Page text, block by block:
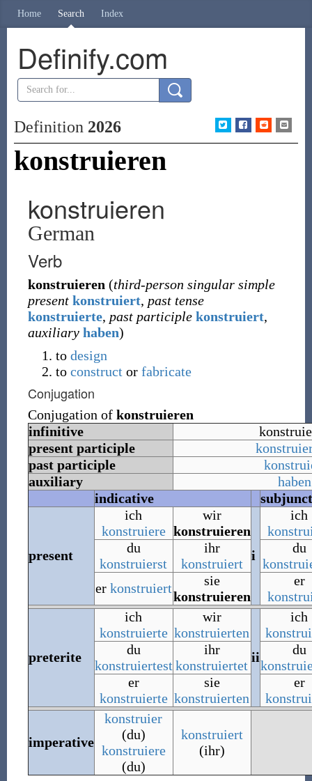
Home Search Index
Definify.com
Definition 2026
konstruieren
konstruieren
German
Verb
konstruieren (third-person singular simple
present konstruiert, past tense
konstruierte, past participle konstruiert,
auxiliary haben)
to design
to construct or fabricate
Conjugation
Conjugation of konstruieren
infinitive
present participle
past participle
auxiliary
haben
indicative
present
ich
konstruiere
wir
konstruieren
i
ich
du
konstruierst
ihr
konstruiert
du
er konstruiert
sie
konstruieren
er
preterite
ich
konstruierte
wir
konstruierten
ii
ich
du
konstruiertest
ihr
konstruiertet
du
er
konstruierte
sie
konstruierten
er
imperative
konstruier
(du)
konstruiere
(du)
konstruiert
(ihr)